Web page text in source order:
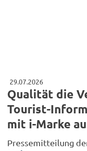
29.07.2026
Qualität die
Tourist-
mit i-Marke
Pressemitteilung